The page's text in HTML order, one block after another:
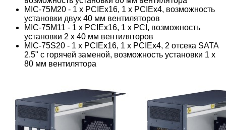
MIC-75M20 - 1 x PCIEx16, 1 x PCIEx4, возможность
установки двух 40 мм вентиляторов
MIC-75M11 - 1 x PCIEx16, 1 x PCI, возможность
установки 2 x 40 мм вентиляторов
MIC-75S20 - 1 x PCIEx16, 1 x PCIEx4, 2 отсека SATA
2.5" с горячей заменой, возможность установки 1 x
80 мм вентилятора